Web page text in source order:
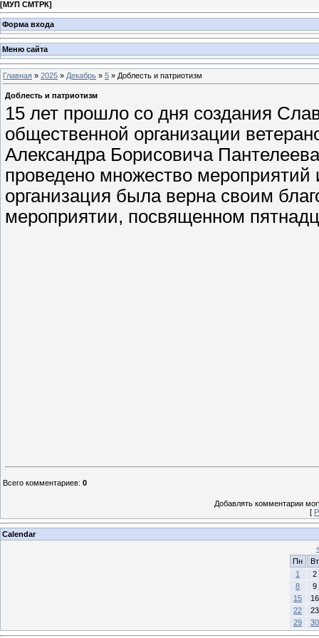
[МУП СМТРК]
Форма входа
Меню сайта
Главная » 2025 » Декабрь » 5 » Доблесть и патриотизм
Доблесть и патриотизм
15 лет прошло со дня создания
общественной организации
Александра Борисовича
проведено множество
организация была верна своим
мероприятии, посвященном
Всего комментариев: 0
Добавлять комментарии
[
Calendar
Пн
Вт
1
2
8
9
15
16
22
23
29
30